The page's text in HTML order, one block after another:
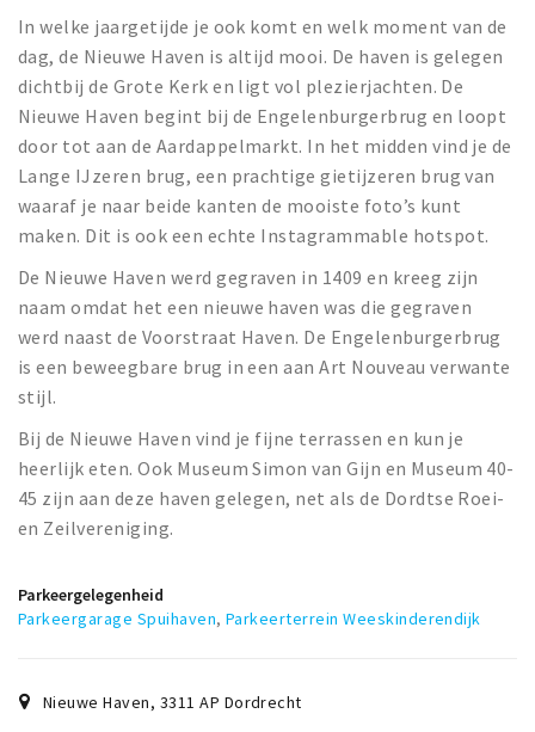
Sport
Natuur
Inloggen
In welke jaargetijde je ook komt en welk moment van de
dag, de Nieuwe Haven is altijd mooi. De haven is gelegen
dichtbij de Grote Kerk en ligt vol plezierjachten. De
Nieuwe Haven begint bij de Engelenburgerbrug en loopt
door tot aan de Aardappelmarkt. In het midden vind je de
Lange IJzeren brug, een prachtige gietijzeren brug van
waaraf je naar beide kanten de mooiste foto’s kunt
maken. Dit is ook een echte Instagrammable hotspot.
De Nieuwe Haven werd gegraven in 1409 en kreeg zijn
naam omdat het een nieuwe haven was die gegraven
werd naast de Voorstraat Haven. De Engelenburgerbrug
is een beweegbare brug in een aan Art Nouveau verwante
stijl.
Bij de Nieuwe Haven vind je fijne terrassen en kun je
heerlijk eten. Ook Museum Simon van Gijn en Museum 40-
45 zijn aan deze haven gelegen, net als de Dordtse Roei-
en Zeilvereniging.
Parkeergelegenheid
Parkeergarage Spuihaven,Parkeerterrein Weeskinderendijk
Nieuwe Haven, 3311 AP Dordrecht